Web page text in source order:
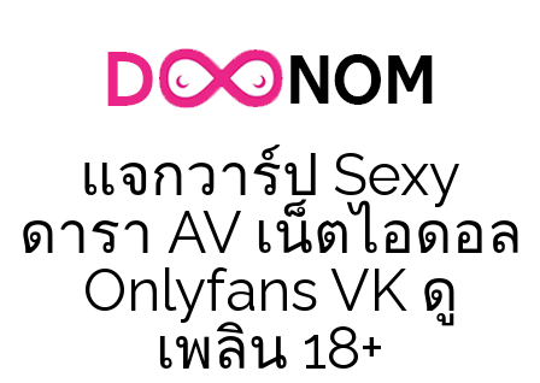
แจกวาร์ป Sexy
ดารา AV เน็ตไอดอล
Onlyfans VK ดู
เพลิน 18+